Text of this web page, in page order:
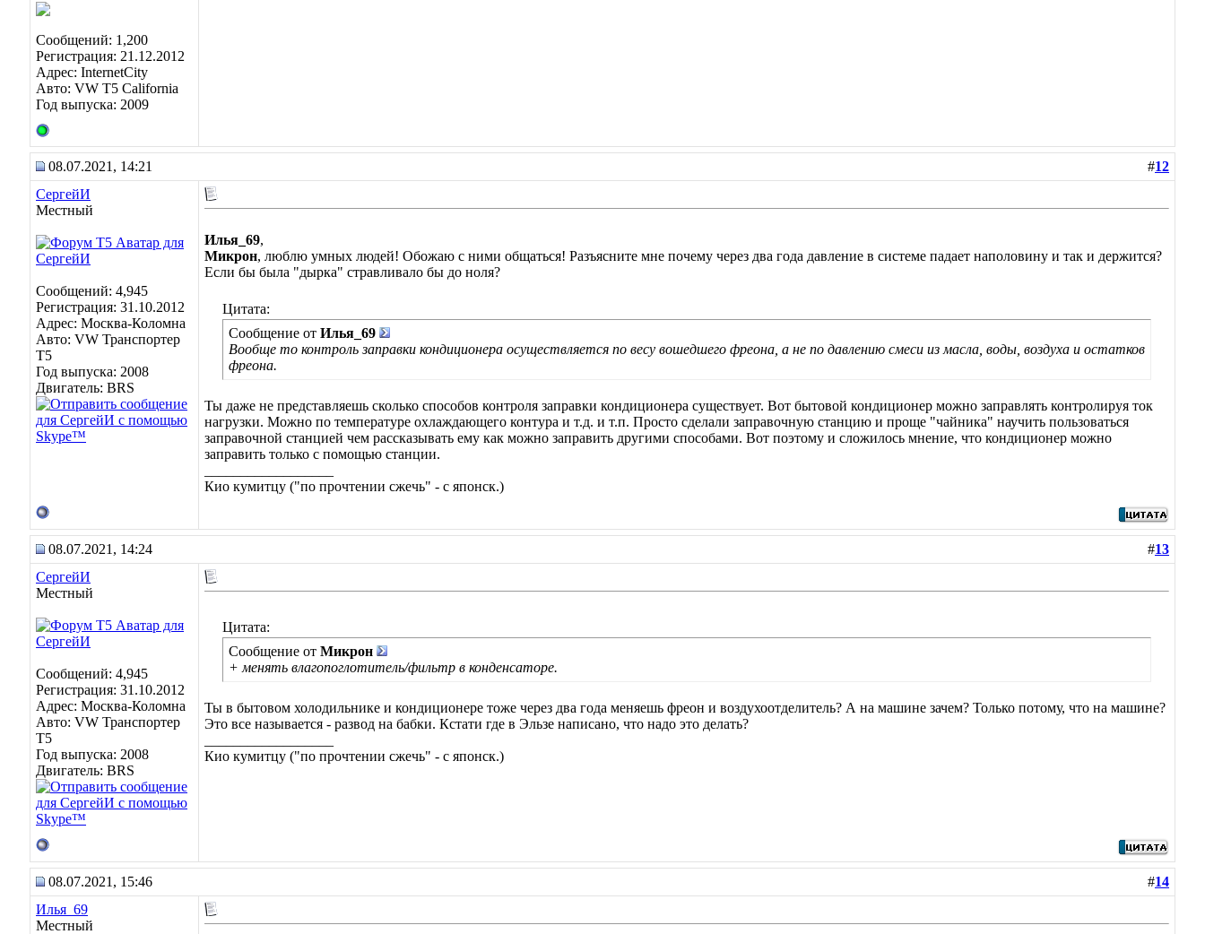
Сообщений: 1,200
Регистрация: 21.12.2012
Адрес: InternetCity
Авто: VW T5 California
Год выпуска: 2009
08.07.2021, 14:21 #12
СергейИ
Местный
Сообщений: 4,945
Регистрация: 31.10.2012
Адрес: Москва-Коломна
Авто: VW Транспортер
Т5
Год выпуска: 2008
Двигатель: BRS
Илья_69,
Микрон, люблю умных людей! Обожаю с ними общаться! Разъясните мне почему через два года давление в системе падает наполовину и так и держится?
Если бы была "дырка" стравливало бы до ноля?
Цитата:
Сообщение от Илья_69
Вообще то контроль заправки кондиционера осуществляется по весу вошедшего фреона, а не по давлению смеси из масла, воды, воздуха и остатков
фреона.
Ты даже не представляешь сколько способов контроля заправки кондиционера существует. Вот бытовой кондиционер можно заправлять контролируя ток
нагрузки. Можно по температуре охлаждающего контура и т.д. и т.п. Просто сделали заправочную станцию и проще "чайника" научить пользоваться
заправочной станцией чем рассказывать ему как можно заправить другими способами. Вот поэтому и сложилось мнение, что кондиционер можно
заправить только с помощью станции.
Кио кумитцу ("по прочтении сжечь" - с японск.)
08.07.2021, 14:24 #13
СергейИ
Местный
Сообщений: 4,945
Регистрация: 31.10.2012
Адрес: Москва-Коломна
Авто: VW Транспортер
Т5
Год выпуска: 2008
Двигатель: BRS
Цитата:
Сообщение от Микрон
+ менять влагопоглотитель/фильтр в конденсаторе.
Ты в бытовом холодильнике и кондиционере тоже через два года меняешь фреон и воздухоотделитель? А на машине зачем? Только потому, что на машине?
Это все называется - развод на бабки. Кстати где в Эльзе написано, что надо это делать?
Кио кумитцу ("по прочтении сжечь" - с японск.)
08.07.2021, 15:46 #14
Илья_69
Местный